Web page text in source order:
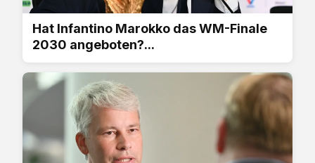
Hat Infantino Marokko das WM-Finale
2030 angeboten?...